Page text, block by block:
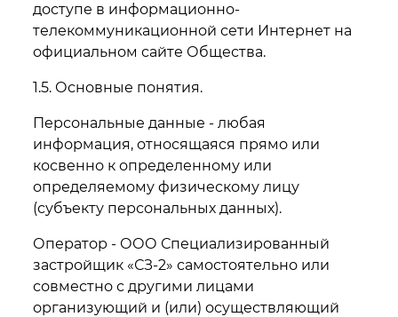
доступе в информационно-
телекоммуникационной сети Интернет на
официальном сайте Общества.
1.5. Основные понятия.
Персональные данные - любая
информация, относящаяся прямо или
косвенно к определенному или
определяемому физическому лицу
(субъекту персональных данных).
Оператор - ООО Специализированный
застройщик «СЗ-2» самостоятельно или
совместно с другими лицами
организующий и (или) осуществляющий